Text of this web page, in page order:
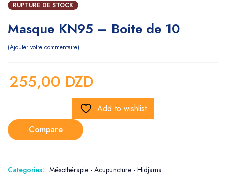
RUPTURE DE STOCK
Masque KN95 – Boite de 10
Ajouter votre commentaire
255,00 DZD
Add to wishlist
Compare
Categories: Mésothérapie - Acupuncture - Hidjama